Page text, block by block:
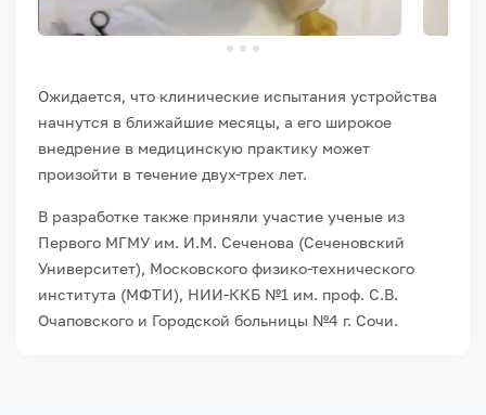
Ожидается, что клинические испытания устройства
начнутся в ближайшие месяцы, а его широкое
внедрение в медицинскую практику может
произойти в течение двух-трех лет.
В разработке также приняли участие ученые из
Первого МГМУ им. И.М. Сеченова (Сеченовский
Университет), Московского физико-технического
института (МФТИ), НИИ-ККБ №1 им. проф. С.В.
Очаповского и Городской больницы №4 г. Сочи.